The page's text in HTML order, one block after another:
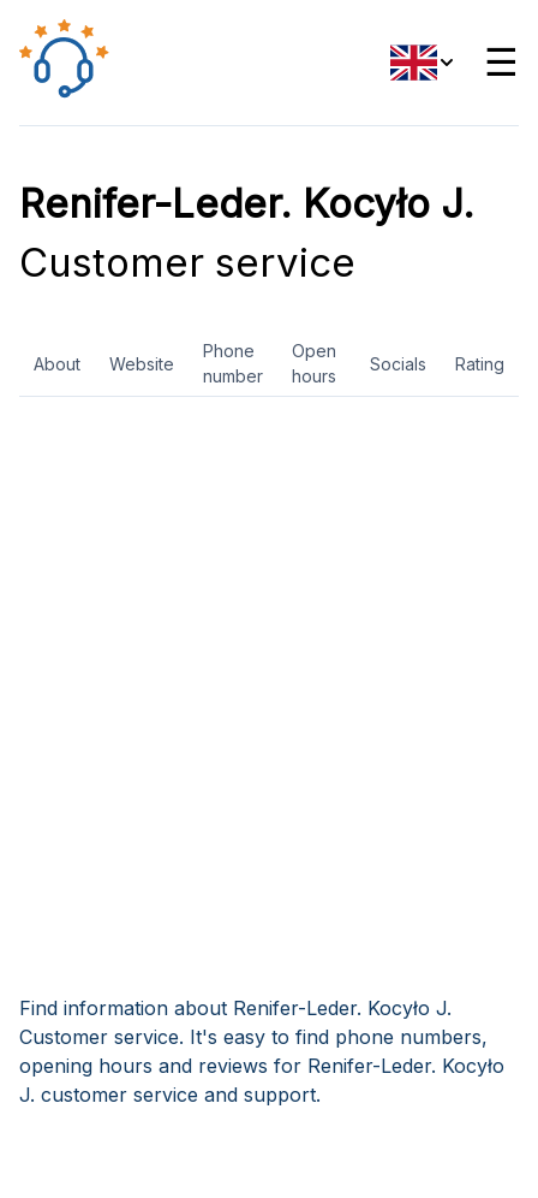
☰
Renifer-Leder. Kocyło J.
Customer service
About Website
Phone
number
Open
hours
Socials Rating
Find information about Renifer-Leder. Kocyło J.
Customer service. It's easy to find phone numbers,
opening hours and reviews for Renifer-Leder. Kocyło
J. customer service and support.